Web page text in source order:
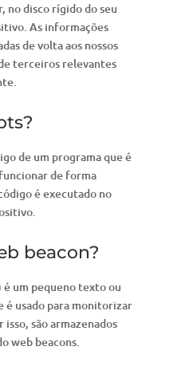
no disco rígido do seu
As informações
de volta aos nossos
terceiros relevantes
de um programa que é
de forma
é executado no
beacon?
é um pequeno texto ou
é usado para monitorizar
são armazenados
web beacons.